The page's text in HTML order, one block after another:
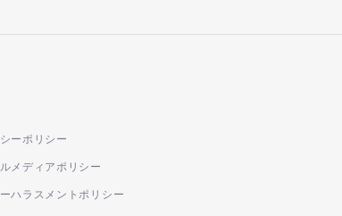
ーポリシー
メディアポリシー
ハラスメントポリシー